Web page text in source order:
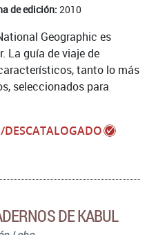
de edición: 2010
Geographic es
La guía de viaje de
tanto lo más
seleccionados para
DE KABUL